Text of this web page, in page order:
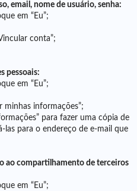
email, nome de usuário, senha:
em “Eu”;
conta”;
pessoais:
em “Eu”;
minhas informações”;
para fazer uma cópia de
las para o endereço de e-mail que
ao compartilhamento de terceiros
em “Eu”;